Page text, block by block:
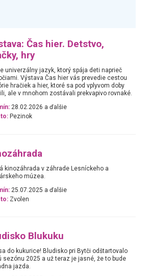
Čas hier. Detstvo,
hry
univerzálny jazyk, ktorý spája deti naprieč
Výstava Čas hier vás prevedie cestou
hračiek a hier, ktoré sa pod vplyvom doby
ale v mnohom zostávali prekvapivo rovnaké.
28.02.2026 a ďalšie
Pezinok
kinozáhrada v záhrade Lesníckeho a
múzea.
25.07.2025 a ďalšie
Zvolen
Blukuku
do kukurice! Bludisko pri Bytči odštartovalo
sezónu 2025 a už teraz je jasné, že to bude
jazda.